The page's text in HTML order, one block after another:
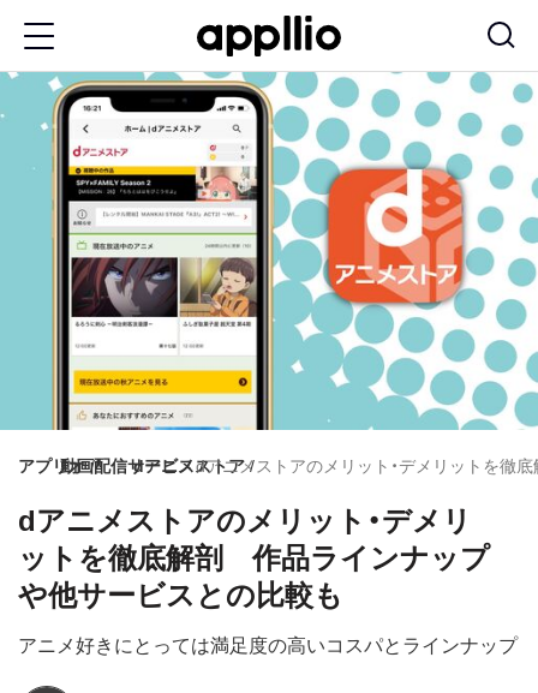
アプリオ動画配信サービス
dアニメストアdアニメストアのメリット・デメリットを
dアニメストアのメリット・デメリ
ットを徹底解剖 作品ラインナップ
や他サービスとの比較も
アニメ好きにとっては満足度の高いコスパとラインナップ